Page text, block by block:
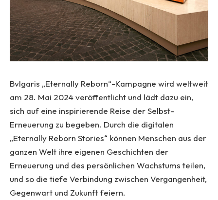
Bvlgaris „Eternally Reborn“-Kampagne wird weltweit
am 28. Mai 2024 veröffentlicht und lädt dazu ein,
sich auf eine inspirierende Reise der Selbst-
Erneuerung zu begeben. Durch die digitalen
„Eternally Reborn Stories“ können Menschen aus der
ganzen Welt ihre eigenen Geschichten der
Erneuerung und des persönlichen Wachstums teilen,
und so die tiefe Verbindung zwischen Vergangenheit,
Gegenwart und Zukunft feiern.